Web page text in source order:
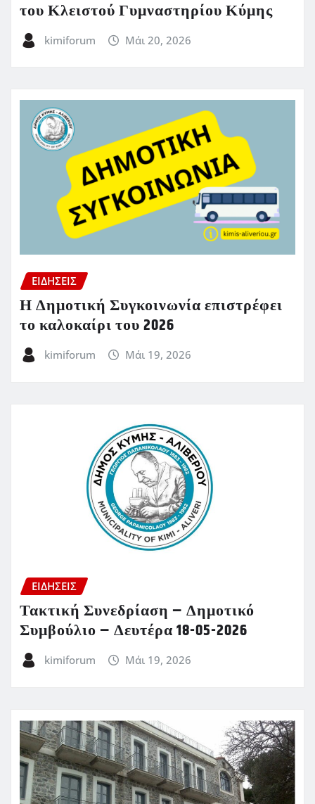
του Κλειστού Γυμναστηρίου Κύμης
kimiforum Μάι 20, 2026
ΕΙΔΗΣΕΙΣ
Η Δημοτική Συγκοινωνία επιστρέφει
το καλοκαίρι του 2026
kimiforum Μάι 19, 2026
ΕΙΔΗΣΕΙΣ
Τακτική Συνεδρίαση – Δημοτικό
Συμβούλιο – Δευτέρα 18-05-2026
kimiforum Μάι 19, 2026